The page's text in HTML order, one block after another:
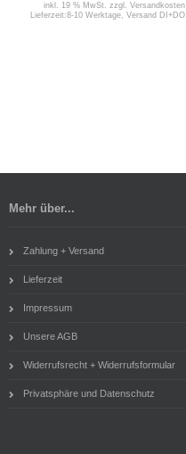
inkl. 19 % MwSt. zzgl. Versandkosten
Lieferzeit:8-10 Werktage, Versand DI+DO
Mehr über...
Zahlung + Versand
Lieferzeit
Impressum
Unsere AGB
Widerrufsrecht + Widerrufsformular
Privatsphäre und Datenschutz